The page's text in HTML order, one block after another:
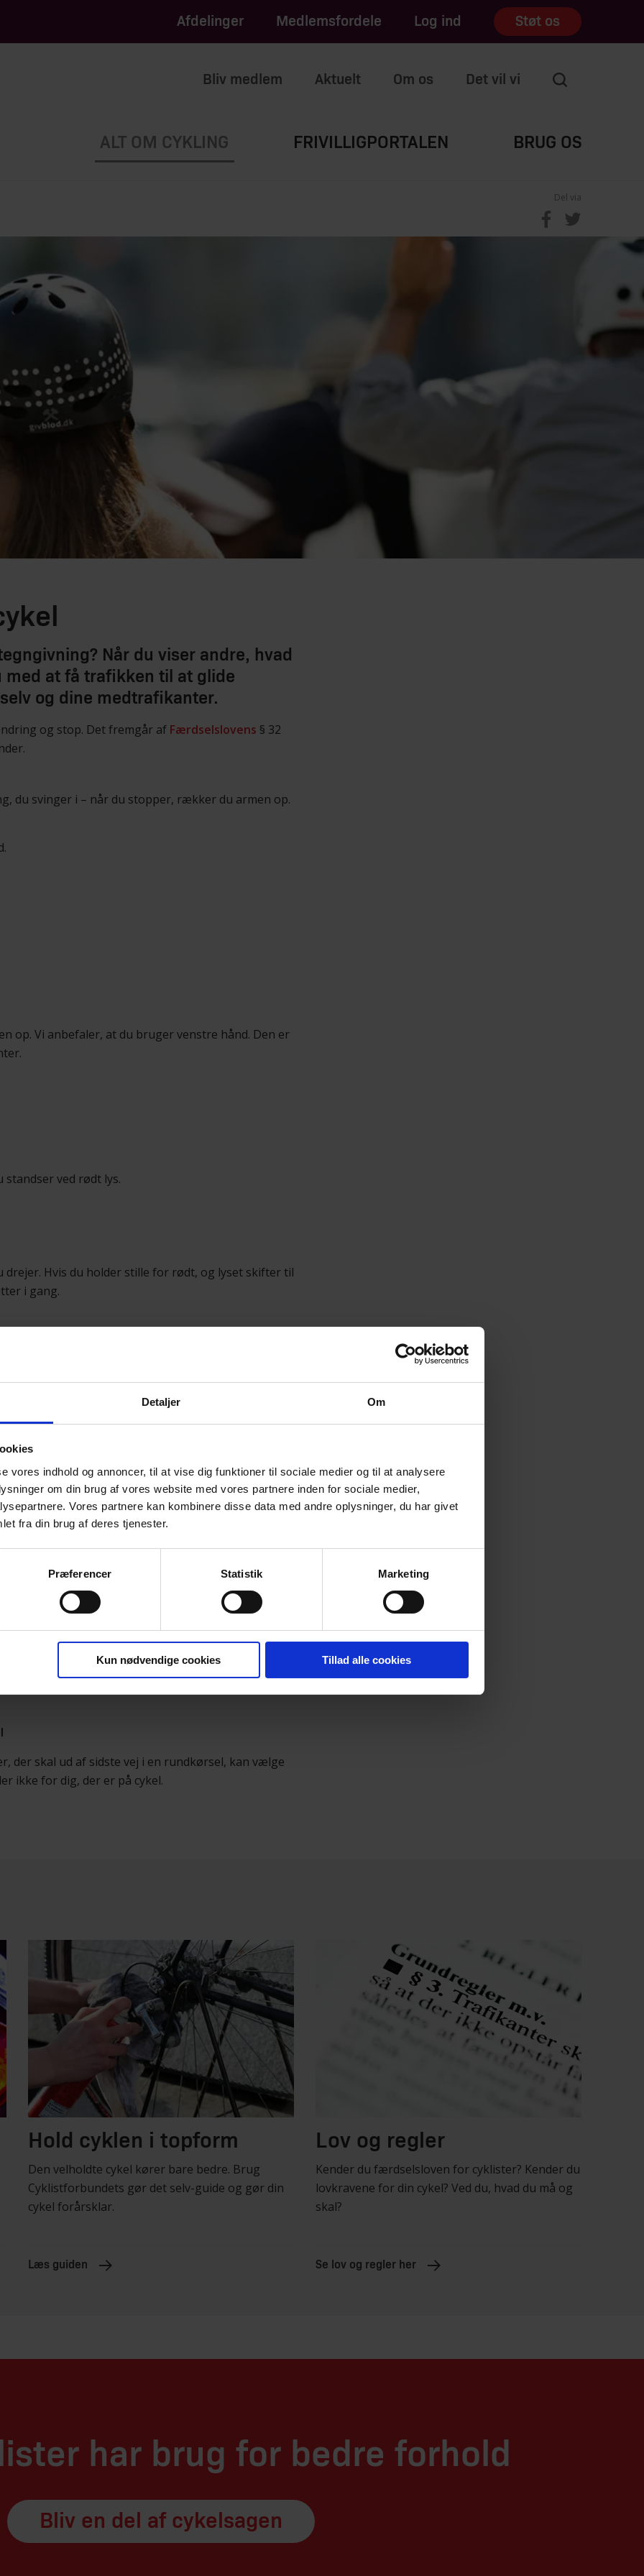
Detaljer Om
vores indhold og annoncer, til at vise dig funktioner til sociale medier og til at analysere
om din brug af vores website med vores partnere inden for sociale medier,
Vores partnere kan kombinere disse data med andre oplysninger, du har givet
fra din brug af deres tjenester.
Præferencer Statistik Marketing
Kun nødvendige cookies Tillad alle cookies
Afdelinger Medlemsfordele Log ind Støt os
Bliv medlem Aktuelt Om os Det vil vi
ALT OM CYKLING FRIVILLIGPORTALEN BRUG OS
Del via
Når du viser andre, hvad
at få trafikken til at glide
og dine medtrafikanter.
og stop. Det fremgår af Færdselslovens § 32
du svinger i – når du stopper, rækker du armen op.
op. Vi anbefaler, at du bruger venstre hånd. Den er
standser ved rødt lys.
drejer. Hvis du holder stille for rødt, og lyset skifter til
i gang.
er grønt og fri bane. Cyklister må også gerne
sig.
at dreje cyklen, til du kan fortsætte videre uden at
du holdende. Er der fri bane, kan du dreje cyklen
der ellers er rødt. Vis af mod venstre, når du
på andre bilister end på cyklister, når de
være ekstra forsigtig i rundkørsler.
ind i en rundkørsel. Den ses om en fortsættelse af
der skal ud af sidste vej i en rundkørsel, kan vælge
ikke for dig, der er på cykel.
Hold cyklen i topform
Den velholdte cykel kører bare bedre. Brug
Cyklistforbundets gør det selv-guide og gør din
cykel forårsklar.
Læs guiden
Lov og regler
Kender du færdselsloven for cyklister? Kender du
lovkravene for din cykel? Ved du, hvad du må og
skal?
Se lov og regler her
har brug for bedre forhold
Bliv en del af cykelsagen